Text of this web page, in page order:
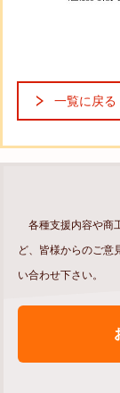
一覧に戻る
各種支援内容や商
ど、皆様からのご意
い合わせ下さい。